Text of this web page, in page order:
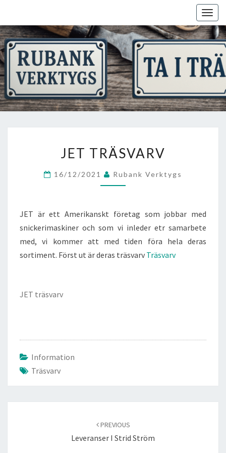
content
TRÄSVARV
JET TRÄSVARV
16/12/2021 Rubank Verktygs
JET är ett Amerikanskt företag som jobbar med
snickerimaskiner och som vi inleder etr samarbete
med, vi kommer att med tiden föra hela deras
sortiment. Först ut är deras träsvarv Träsvarv
JET träsvarv
Information
Träsvarv
PREVIOUS
Leveranser I Strid Ström